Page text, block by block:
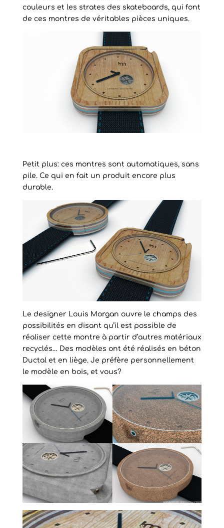
couleurs et les strates des skateboards, qui font
de ces montres de véritables pièces uniques.
Petit plus: ces montres sont automatiques, sans
pile. Ce qui en fait un produit encore plus
durable.
Le designer Louis Morgan ouvre le champs des
possibilités en disant qu’il est possible de
réaliser cette montre à partir d’autres matériaux
recyclés… Des modèles ont été réalisés en béton
Ductal et en liège. Je préfère personnellement
le modèle en bois, et vous?